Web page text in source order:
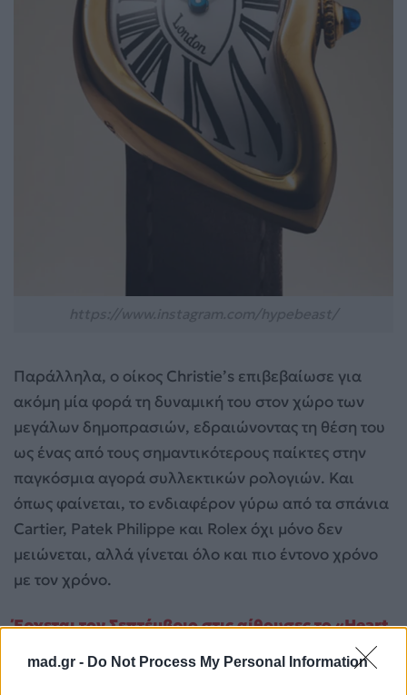
mad.gr - Do Not Process My Personal Information
Παράλληλα, ο οίκος Christie’s επιβεβαίωσε για
ακόμη μία φορά τη δυναμική του στον χώρο των
μεγάλων δημοπρασιών, εδραιώνοντας τη θέση του
ως ένας από τους σημαντικότερους παίκτες στην
παγκόσμια αγορά συλλεκτικών ρολογιών. Και
όπως φαίνεται, το ενδιαφέρον γύρω από τα σπάνια
Cartier, Patek Philippe και Rolex όχι μόνο δεν
μειώνεται, αλλά γίνεται όλο και πιο έντονο χρόνο
με τον χρόνο.
Έρχεται τον Σεπτέμβριο στις αίθουσες το «Heart